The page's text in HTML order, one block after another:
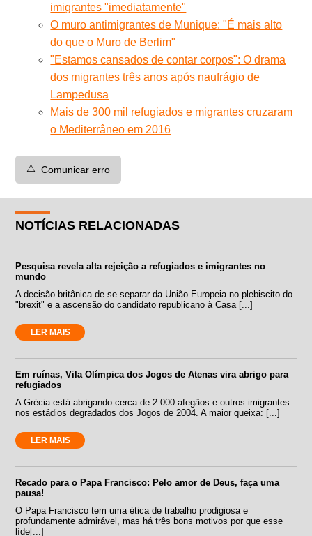
imigrantes "imediatamente"
O muro antimigrantes de Munique: "É mais alto
do que o Muro de Berlim"
"Estamos cansados de contar corpos": O drama
dos migrantes três anos após naufrágio de
Lampedusa
Mais de 300 mil refugiados e migrantes cruzaram
o Mediterrâneo em 2016
⚠️ Comunicar erro
NOTÍCIAS RELACIONADAS
Pesquisa revela alta rejeição a refugiados e imigrantes no
mundo
A decisão britânica de se separar da União Europeia no plebiscito do
"brexit" e a ascensão do candidato republicano à Casa [...]
LER MAIS
Em ruínas, Vila Olímpica dos Jogos de Atenas vira abrigo para
refugiados
A Grécia está abrigando cerca de 2.000 afegãos e outros imigrantes
nos estádios degradados dos Jogos de 2004. A maior queixa: [...]
LER MAIS
Recado para o Papa Francisco: Pelo amor de Deus, faça uma
pausa!
O Papa Francisco tem uma ética de trabalho prodigiosa e
profundamente admirável, mas há três bons motivos por que esse
líde[...]